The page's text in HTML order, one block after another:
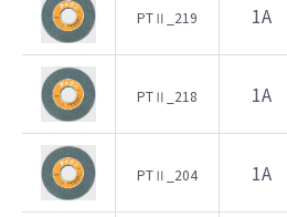
PTⅡ_219 1A
PTⅡ_218 1A
PTⅡ_204 1A